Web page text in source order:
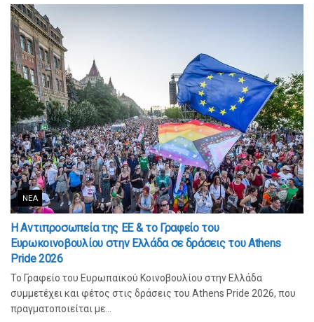
ΝΈΑ
Η Αντιπροσωπεία της ΕΕ & το Γραφείο του
Ευρωκοινοβουλίου στην Ελλάδα σε δράσεις του Athens
Pride 2026
Το Γραφείο του Ευρωπαϊκού Κοινοβουλίου στην Ελλάδα
συμμετέχει και φέτος στις δράσεις του Athens Pride 2026, που
πραγματοποιείται με...